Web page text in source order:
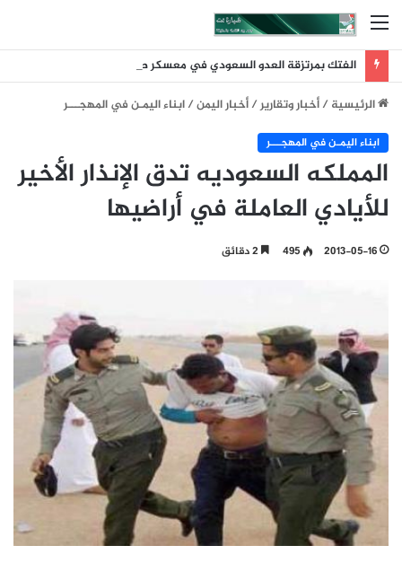
القائمة
الفتك بمرتزقة العدو السعودي في معسكر صحن الجن يمأرب
الرئيسية/أخبار وتقارير/أخبار اليمن/ابناء اليمـن في المهجـــر
ابناء اليمـن في المهجـــر
المملكه السعوديه تدق اﻹنذار اﻷخير
للأيادي العاملة في أراضيها
2013-05-16
495